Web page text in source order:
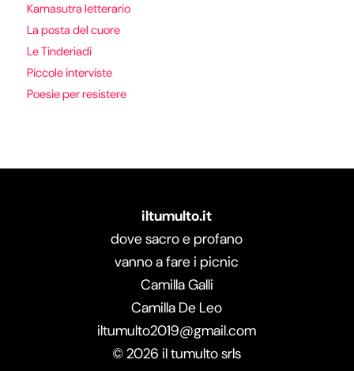
Kamasutra letterario
La posta del cuore
Le Tinderiadi
Piccole interviste
Poesie per resistere
iltumulto.it
dove sacro e profano
vanno a fare i picnic
Camilla Galli
Camilla De Leo
iltumulto2019@gmail.com
©2026 il tumulto srls